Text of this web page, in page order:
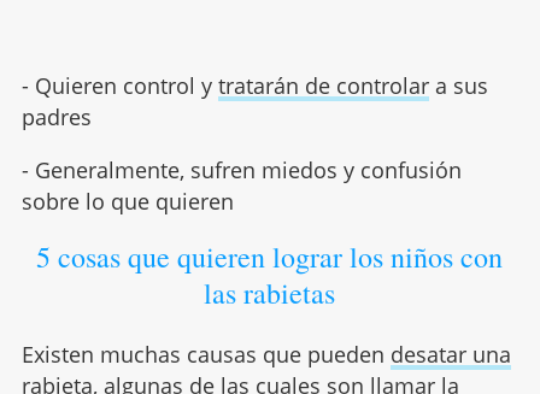
- Quieren control y tratarán de controlara sus
padres
- Generalmente, sufren miedos y confusión
sobre lo que quieren
5 cosas que quieren lograr los niños con
las rabietas
Existen muchas causas que pueden desatar una
rabieta, algunas de las cuales son llamar la